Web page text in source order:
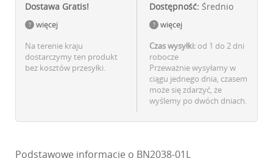
Dostawa Gratis!
więcej
Na terenie kraju
dostarczymy ten produkt
bez kosztów przesyłki.
Dostępność: Średnio
więcej
Czas wysyłki: od 1 do 2 dni
robocze
Przeważnie wysyłamy w
ciągu jednego dnia, czasem
może się zdarzyć, że
wyślemy po dwóch dniach.
Podstawowe informacje o BN2038-01L